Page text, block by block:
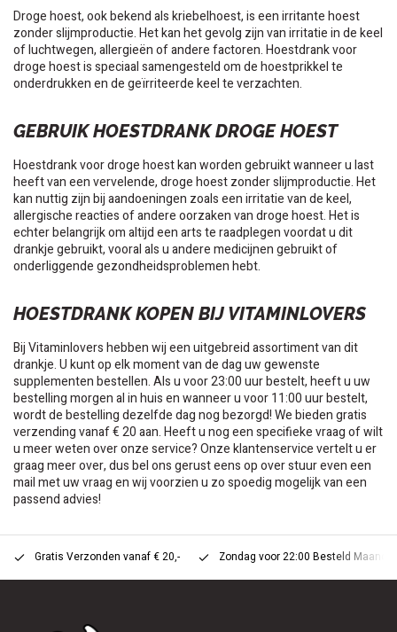
Droge hoest, ook bekend als kriebelhoest, is een irritante hoest
zonder slijmproductie. Het kan het gevolg zijn van irritatie in de keel
of luchtwegen, allergieën of andere factoren. Hoestdrank voor
droge hoest is speciaal samengesteld om de hoestprikkel te
onderdrukken en de geïrriteerde keel te verzachten.
GEBRUIK HOESTDRANK DROGE HOEST
Hoestdrank voor droge hoest kan worden gebruikt wanneer u last
heeft van een vervelende, droge hoest zonder slijmproductie. Het
kan nuttig zijn bij aandoeningen zoals een irritatie van de keel,
allergische reacties of andere oorzaken van droge hoest. Het is
echter belangrijk om altijd een arts te raadplegen voordat u dit
drankje gebruikt, vooral als u andere medicijnen gebruikt of
onderliggende gezondheidsproblemen hebt.
HOESTDRANK KOPEN BIJ VITAMINLOVERS
Bij Vitaminlovers hebben wij een uitgebreid assortiment van dit
drankje. U kunt op elk moment van de dag uw gewenste
supplementen bestellen. Als u voor 23:00 uur bestelt, heeft u uw
bestelling morgen al in huis en wanneer u voor 11:00 uur bestelt,
wordt de bestelling dezelfde dag nog bezorgd! We bieden gratis
verzending vanaf € 20 aan. Heeft u nog een specifieke vraag of wilt
u meer weten over onze service? Onze klantenservice vertelt u er
graag meer over, dus bel ons gerust eens op over stuur even een
mail met uw vraag en wij voorzien u zo spoedig mogelijk van een
passend advies!
Gratis Verzonden vanaf € 20,- Zondag voor 22:00 Besteld